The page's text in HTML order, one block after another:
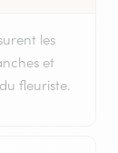
les
et
fleuriste.